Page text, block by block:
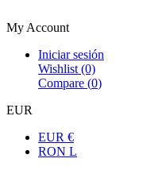
My Account
Iniciar sesión
Wishlist (0)
Compare (0)
EUR
EUR €
RON L